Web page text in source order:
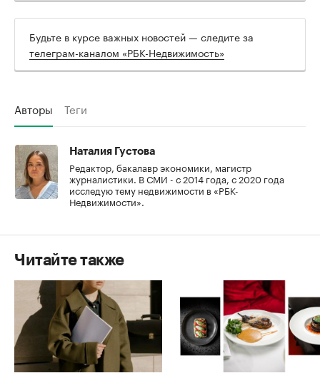
Будьте в курсе важных новостей — следите за
телеграм-каналом «РБК-Недвижимость»
Авторы Теги
Наталия Густова
Редактор, бакалавр экономики, магистр
журналистики. В СМИ - с 2014 года, с 2020 года
исследую тему недвижимости в «РБК-
Недвижимости».
Читайте также